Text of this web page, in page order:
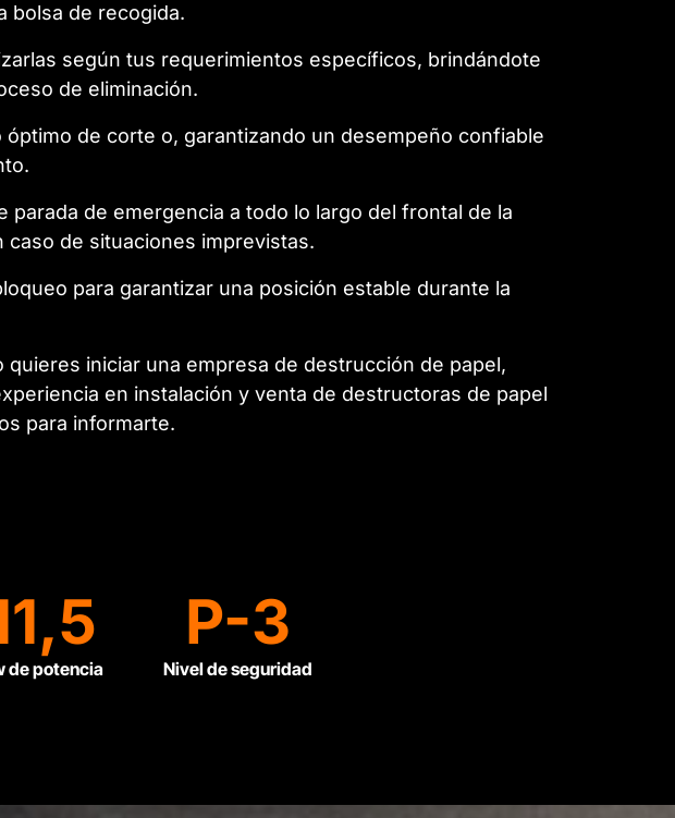
bolsa de recogida.
según tus requerimientos específicos, brindándote
de eliminación.
de corte o, garantizando un desempeño confiable
de emergencia a todo lo largo del frontal de la
de situaciones imprevistas.
para garantizar una posición estable durante la
iniciar una empresa de destrucción de papel,
en instalación y venta de destructoras de papel
para informarte.
de potencia
P-3
Nivel de seguridad